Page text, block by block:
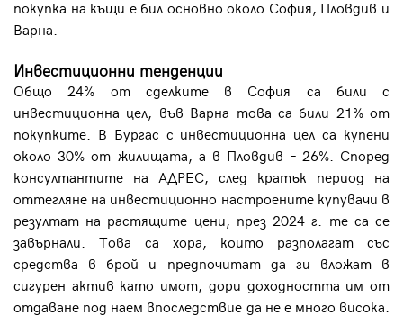
покупка на къщи е бил основно около София, Пловдив и
Варна.
Инвестиционни тенденции
Общо 24% от сделките в София са били с
инвестиционна цел, във Варна това са били 21% от
покупките. В Бургас с инвестиционна цел са купени
около 30% от жилищата, а в Пловдив – 26%. Според
консултантите на АДРЕС, след кратък период на
оттегляне на инвестиционно настроените купувачи в
резултат на растящите цени, през 2024 г. те са се
завърнали. Това са хора, които разполагат със
средства в брой и предпочитат да ги вложат в
сигурен актив като имот, дори доходността им от
отдаване под наем впоследствие да не е много висока.